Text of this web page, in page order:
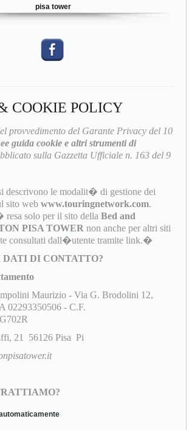
pisa tower
COOKIE POLICY
provvedimento del Garante Privacy del 10
guida cookie e altri strumenti di
sulla Gazzetta Ufficiale n. 163 del 9
descrivono le modalit� di gestione dei
sito webwww.touringnetwork.com.
solo per il sito dellaBed and
PISA TOWER non anche per altri siti
consultati dall�utente tramite link.�
DATI DI CONTATTO?
Maurizio - Via G. Brodolini 12,
02293350506 - C.F.
21 56126 Pisa Pi